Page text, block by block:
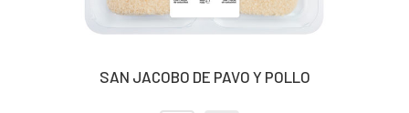
SAN JACOBO DE PAVO Y POLLO